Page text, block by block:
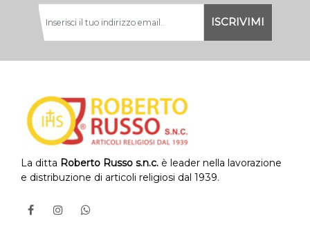
La ditta Roberto Russo s.n.c. è leader nella lavorazione
e distribuzione di articoli religiosi dal 1939.